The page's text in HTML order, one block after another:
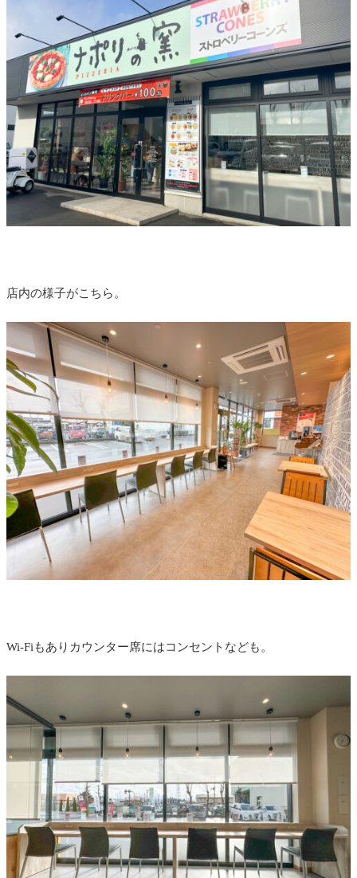
店内の様子がこちら。
Wi-Fiもありカウンター席にはコンセントなども。